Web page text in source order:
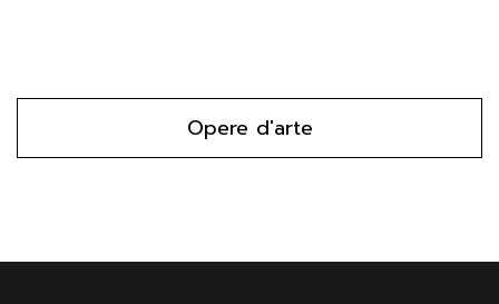
Opere d'arte